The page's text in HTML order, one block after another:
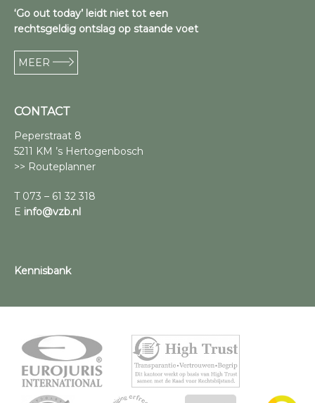
‘Go out today’ leidt niet tot een
rechtsgeldig ontslag op staande voet
MEER
CONTACT
Peperstraat 8
5211 KM ’s Hertogenbosch
>> Routeplanner
T 073 – 61 32 318
E info@vzb.nl
Kennisbank